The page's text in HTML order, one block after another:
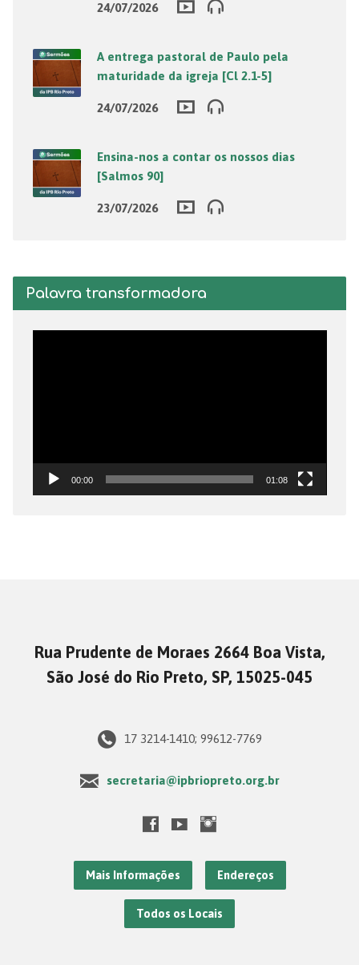
24/07/2026
A entrega pastoral de Paulo pela
maturidade da igreja [Cl 2.1-5]
24/07/2026
Ensina-nos a contar os nossos dias
[Salmos 90]
23/07/2026
Palavra transformadora
00:00 01:08
Rua Prudente de Moraes 2664 Boa Vista,
São José do Rio Preto, SP, 15025-045
17 3214-1410; 99612-7769
secretaria@ipbriopreto.org.br
Mais Informações Endereços
Todos os Locais